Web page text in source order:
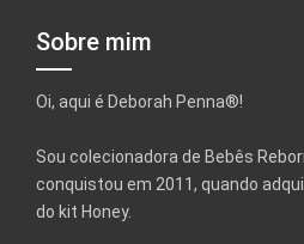
Sobre mim
Oi, aqui é Deborah Penna®!
Sou colecionadora de Bebês
conquistou em 2011, quando
do kit Honey.